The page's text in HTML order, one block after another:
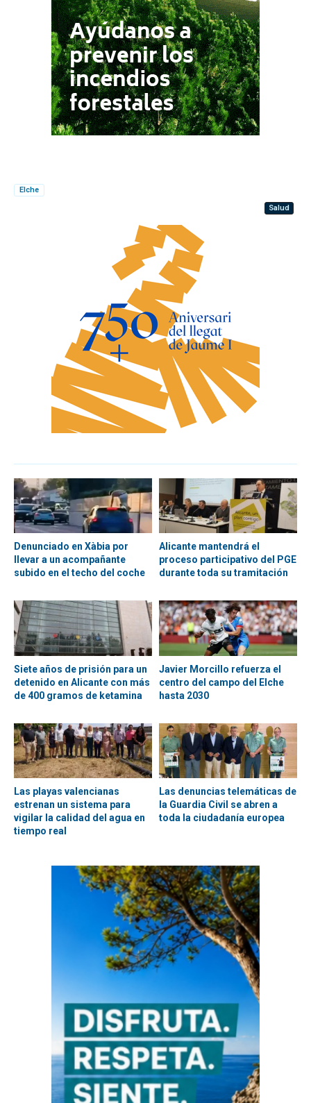
Elche
Salud
Denunciado en Xàbia por
llevar a un acompañante
subido en el techo del coche
Alicante mantendrá el
proceso participativo del PGE
durante toda su tramitación
Siete años de prisión para un
detenido en Alicante con más
de 400 gramos de ketamina
Javier Morcillo refuerza el
centro del campo del Elche
hasta 2030
Las playas valencianas
estrenan un sistema para
vigilar la calidad del agua en
tiempo real
Las denuncias telemáticas de
la Guardia Civil se abren a
toda la ciudadanía europea